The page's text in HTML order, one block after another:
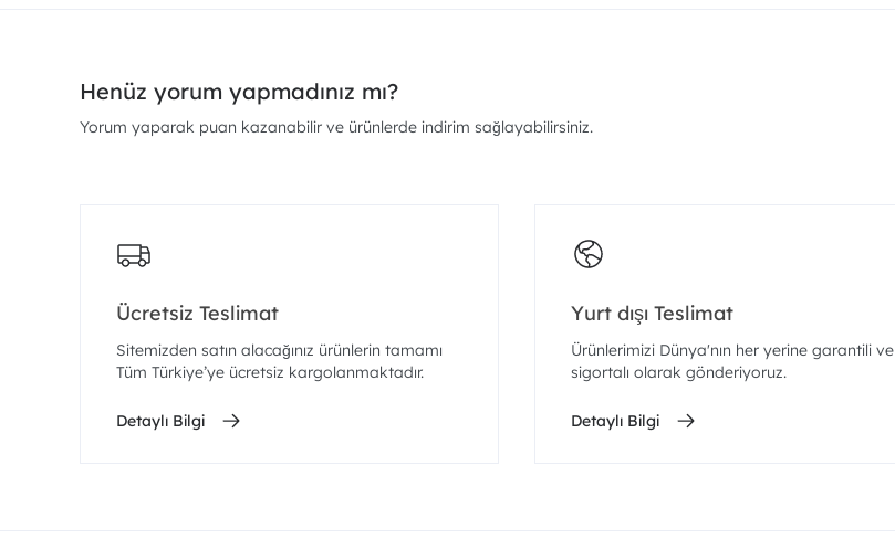
Henüz yorum yapmadınız mı?
Yorum yaparak puan kazanabilir ve ürünlerde indirim sağlayabilirsiniz.
Ücretsiz Teslimat
Sitemizden satın alacağınız ürünlerin tamamı
Tüm Türkiye’ye ücretsiz kargolanmaktadır.
Detaylı Bilgi
Yurt dışı Teslimat
Ürünlerimizi Dünya'nın her yerine garantili ve
sigortalı olarak gönderiyoruz.
Detaylı Bilgi